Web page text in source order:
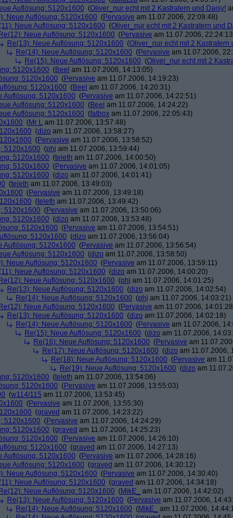
Auflösung: 5120x1600 (Oliver_nur echt mit 2 Kastratern und Daisy!
Neue Auflösung: 5120x1600 (Pervasive am 11.07.2006, 22:09:48)
Neue Auflösung: 5120x1600 (Oliver_nur echt mit 2 Kastratern und
Re(12): Neue Auflösung: 5120x1600 (Pervasive am 11.07.2006,
Re(13): Neue Auflösung: 5120x1600 (Oliver_nur echt mit 2 Kastratern
Re(14): Neue Auflösung: 5120x1600 (Pervasive am 11.07.2006,
Re(15): Neue Auflösung: 5120x1600 (Oliver_nur echt mit 2
5120x1600 (Beel am 11.07.2006, 14:13:05)
5120x1600 (Pervasive am 11.07.2006, 14:19:23)
5120x1600 (Beel am 11.07.2006, 14:20:31)
Auflösung: 5120x1600 (Pervasive am 11.07.2006, 14:22:51)
Auflösung: 5120x1600 (Beel am 11.07.2006, 14:24:22)
Auflösung: 5120x1600 (fatbox am 11.07.2006, 22:05:43)
(Mr L am 11.07.2006, 13:57:48)
(dizo am 11.07.2006, 13:58:27)
(Pervasive am 11.07.2006, 13:58:52)
5120x1600 (phj am 11.07.2006, 13:59:44)
5120x1600 (teleth am 11.07.2006, 14:00:50)
5120x1600 (Pervasive am 11.07.2006, 14:01:05)
5120x1600 (dizo am 11.07.2006, 14:01:41)
(teleth am 11.07.2006, 13:49:03)
(Pervasive am 11.07.2006, 13:49:18)
(teleth am 11.07.2006, 13:49:42)
5120x1600 (Pervasive am 11.07.2006, 13:50:06)
5120x1600 (dizo am 11.07.2006, 13:53:48)
5120x1600 (Pervasive am 11.07.2006, 13:54:51)
5120x1600 (dizo am 11.07.2006, 13:56:04)
Auflösung: 5120x1600 (Pervasive am 11.07.2006, 13:56:54)
Auflösung: 5120x1600 (dizo am 11.07.2006, 13:58:50)
Neue Auflösung: 5120x1600 (Pervasive am 11.07.2006, 13:59:11)
Neue Auflösung: 5120x1600 (dizo am 11.07.2006, 14:00:20)
Re(12): Neue Auflösung: 5120x1600 (phj am 11.07.2006, 14:01:25)
Re(13): Neue Auflösung: 5120x1600 (dizo am 11.07.2006, 14:02:54)
Re(14): Neue Auflösung: 5120x1600 (phj am 11.07.2006, 14:03:21)
Re(12): Neue Auflösung: 5120x1600 (Pervasive am 11.07.2006,
Re(13): Neue Auflösung: 5120x1600 (dizo am 11.07.2006, 14:02:18)
Re(14): Neue Auflösung: 5120x1600 (Pervasive am 11.07.2006,
Re(15): Neue Auflösung: 5120x1600 (dizo am 11.07.2006,
Re(16): Neue Auflösung: 5120x1600 (Pervasive am
Re(17): Neue Auflösung: 5120x1600 (dizo am 11.07.2006,
Re(18): Neue Auflösung: 5120x1600 (Pervasive am
Re(19): Neue Auflösung: 5120x1600 (dizo am
5120x1600 (teleth am 11.07.2006, 13:54:06)
5120x1600 (Pervasive am 11.07.2006, 13:55:03)
(w114/115 am 11.07.2006, 13:53:45)
(Pervasive am 11.07.2006, 13:55:30)
(graved am 11.07.2006, 14:23:22)
5120x1600 (Pervasive am 11.07.2006, 14:24:29)
5120x1600 (graved am 11.07.2006, 14:25:23)
5120x1600 (Pervasive am 11.07.2006, 14:26:10)
5120x1600 (graved am 11.07.2006, 14:27:13)
Auflösung: 5120x1600 (Pervasive am 11.07.2006, 14:28:16)
Auflösung: 5120x1600 (graved am 11.07.2006, 14:30:12)
Neue Auflösung: 5120x1600 (Pervasive am 11.07.2006, 14:30:40)
Neue Auflösung: 5120x1600 (graved am 11.07.2006, 14:34:18)
Re(12): Neue Auflösung: 5120x1600 (MikE_
am 11.07.2006, 14:42:02)
Re(13): Neue Auflösung: 5120x1600 (Pervasive am 11.07.2006,
Re(14): Neue Auflösung: 5120x1600 (MikE_
am 11.07.2006,